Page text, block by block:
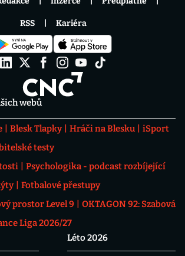
webů
Blesk Tlapky Hráči na Blesku
iSport
testy
Psychologika - podcast rozbíjející
Fotbalové přestupy
prostor Level 9
OKTAGON 92: Szabová
Liga 2026/27
Léto 2026
RSS Kariéra